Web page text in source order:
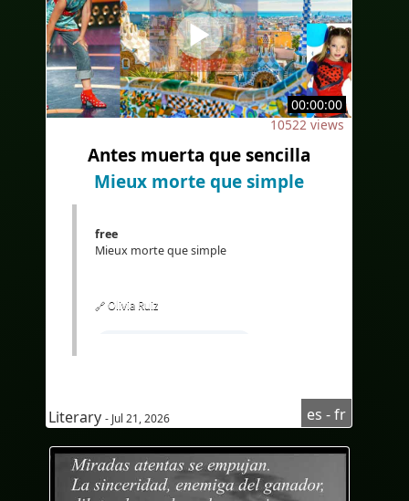
#Audioenespagnol
#Subtítulosenfrancés
#sous-titresenfrançais
#Bilingüe
#Subtítulosbilingües
#sous-titresbilingues
#IA
#EdTech
#eLearning
00:00:00
10522 views
Antes muerta que sencilla
Mieux morte que simple
free
Mieux morte que simple
🔗 Olivia Ruiz
#Audioenespagnol
#Subtítulosenfrancés
Literary - Jul 21, 2026 es - fr